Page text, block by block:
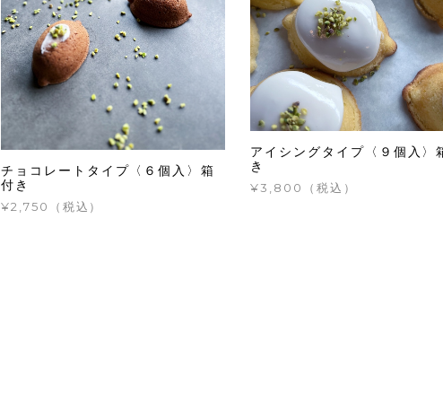
チョコレートタイプ〈６個入〉箱
付き
¥2,750（税込）
アイシングタイプ〈９個入〉
き
¥3,800（税込）